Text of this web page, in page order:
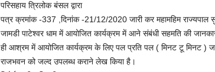
परिसहाय त्रिलोक बंसल द्वारा
पत्र क्रमांक -337 ,दिनांक -21/12/2020 जारी कर महामहिम राज्यपाल
जामडी पाटेश्वर धाम में आयोजित कार्यक्रम में आने संबंधी सहमति की
ही आश्रम में आयोजित कार्यक्रम के लिए पल प्रति पल ( मिनट टू मिनट )
राजभवन को जल्द उपलब्ध कराने लेख किया है।